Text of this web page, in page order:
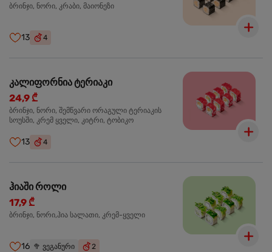
ბრინჯი, ნორი, კრაბი, მაიონეზი
13 4
კალიფორნია ტერიაკი
24,9 ₾
ბრინჯი, ნორი, შემწვარი ორაგული ტერიაკის
სოუსში, კრემ ყველი, კიტრი, ტობიკო
13 4
ჰიაში როლი
17,9 ₾
ბრინჯი, ნორი,ჰია სალათი, კრემ-ყველი
16 🥦 ვეგანური 2